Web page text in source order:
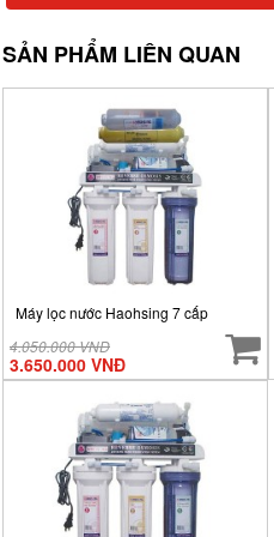
SẢN PHẨM LIÊN QUAN
Máy lọc nước Haohsing 7 cấp
4.050.000 VNĐ
3.650.000 VNĐ